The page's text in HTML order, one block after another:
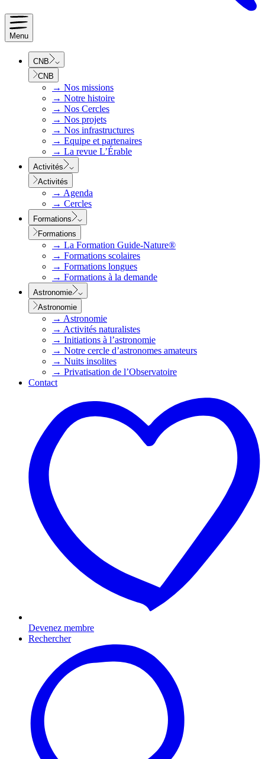
Menu
CNB
CNB
→ Nos missions
→ Notre histoire
→ Nos Cercles
→ Nos projets
→ Nos infrastructures
→ Equipe et partenaires
→ La revue L’Érable
Activités
Activités
→ Agenda
→ Cercles
Formations
Formations
→ La Formation Guide-Nature®
→ Formations scolaires
→ Formations longues
→ Formations à la demande
Astronomie
Astronomie
→ Astronomie
→ Activités naturalistes
→ Initiations à l’astronomie
→ Notre cercle d’astronomes amateurs
→ Nuits insolites
→ Privatisation de l’Observatoire
Contact
Devenez membre
Rechercher